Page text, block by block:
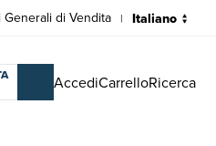
di Vendita |
AccediCarrelloRicerca